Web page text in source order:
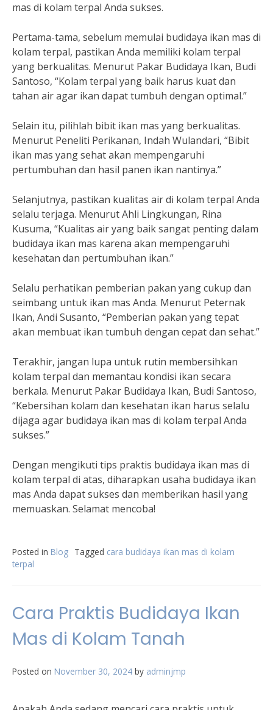
mas di kolam terpal Anda sukses.
Pertama-tama, sebelum memulai budidaya ikan mas di
kolam terpal, pastikan Anda memiliki kolam terpal
yang berkualitas. Menurut Pakar Budidaya Ikan, Budi
Santoso, “Kolam terpal yang baik harus kuat dan
tahan air agar ikan dapat tumbuh dengan optimal.”
Selain itu, pilihlah bibit ikan mas yang berkualitas.
Menurut Peneliti Perikanan, Indah Wulandari, “Bibit
ikan mas yang sehat akan mempengaruhi
pertumbuhan dan hasil panen ikan nantinya.”
Selanjutnya, pastikan kualitas air di kolam terpal Anda
selalu terjaga. Menurut Ahli Lingkungan, Rina
Kusuma, “Kualitas air yang baik sangat penting dalam
budidaya ikan mas karena akan mempengaruhi
kesehatan dan pertumbuhan ikan.”
Selalu perhatikan pemberian pakan yang cukup dan
seimbang untuk ikan mas Anda. Menurut Peternak
Ikan, Andi Susanto, “Pemberian pakan yang tepat
akan membuat ikan tumbuh dengan cepat dan sehat.”
Terakhir, jangan lupa untuk rutin membersihkan
kolam terpal dan memantau kondisi ikan secara
berkala. Menurut Pakar Budidaya Ikan, Budi Santoso,
“Kebersihan kolam dan kesehatan ikan harus selalu
dijaga agar budidaya ikan mas di kolam terpal Anda
sukses.”
Dengan mengikuti tips praktis budidaya ikan mas di
kolam terpal di atas, diharapkan usaha budidaya ikan
mas Anda dapat sukses dan memberikan hasil yang
memuaskan. Selamat mencoba!
Posted in Blog Tagged cara budidaya ikan mas di kolam
terpal
Cara Praktis Budidaya Ikan
Mas di Kolam Tanah
Posted on November 30, 2024 by adminjmp